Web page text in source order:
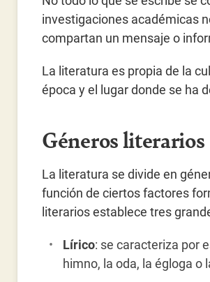
investigaciones académicas
compartan un mensaje o
La literatura es propia de la
época y el lugar donde se ha
Géneros literarios
La literatura se divide en
función de ciertos factores
literarios establece tres
Lírico: se caracteriza por
himno, la oda, la égloga o